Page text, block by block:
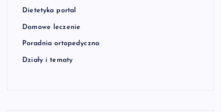
Dietetyka portal
Domowe leczenie
Poradnia ortopedyczna
Działy i tematy